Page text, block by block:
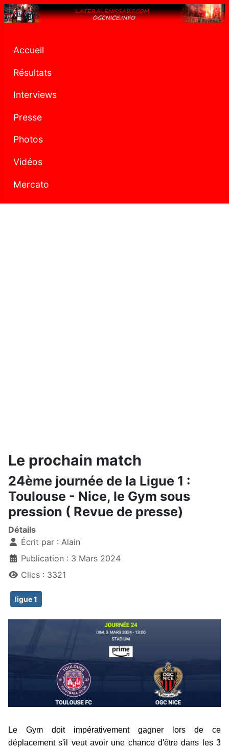
Accueil
Résultats
Interviews
Presse
Photos
Vidéos
Mercato
Le prochain match
24ème journée de la Ligue 1 :
Toulouse - Nice, le Gym sous
pression ( Revue de presse)
Détails
Écrit par : Alain
Publication : 3 Mars 2024
Clics : 3321
ligue 1
Le Gym doit impérativement gagner lors de ce
déplacement s'il veut avoir une chance d'être dans les 3